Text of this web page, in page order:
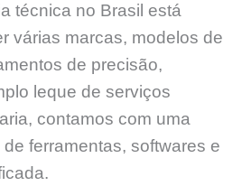
técnica no Brasil está
várias marcas, modelos de
de precisão,
leque de serviços
contamos com uma
ferramentas, softwares e